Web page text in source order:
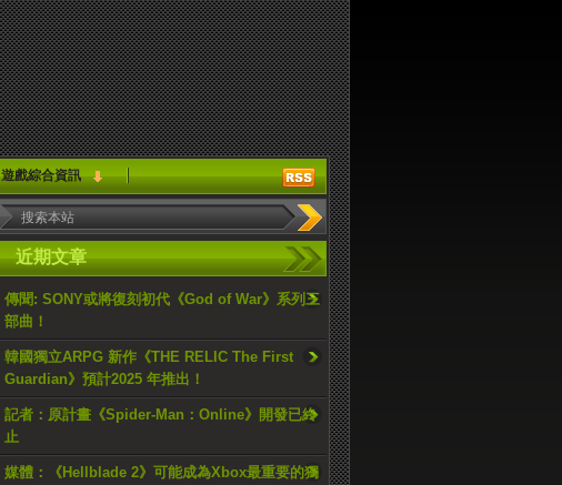
遊戲綜合資訊
近期文章
傳聞: SONY或將復刻初代《God of War》系列三
部曲！
韓國獨立ARPG 新作《THE RELIC The First
Guardian》預計2025 年推出！
記者：原計畫《Spider-Man：Online》開發已終
止
媒體：《Hellblade 2》可能成為Xbox最重要的獨